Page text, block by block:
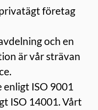
företag
och en
är vår strävan
ISO 9001
ISO 14001. Vårt